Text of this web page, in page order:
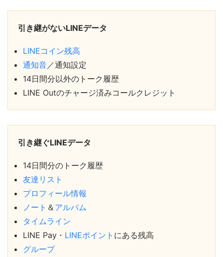
引き継がないLINEデータ
LINEコイン残高
通知音 ／通知設定
14日間分以外のトーク履歴
LINE Outのチャージ済みコールクレジット
引き継ぐLINEデータ
14日間分のトーク履歴
友達リスト
プロフィール情報
ノート ＆ アルバム
タイムライン
LINE Pay・ LINEポイント にある残高
グループ